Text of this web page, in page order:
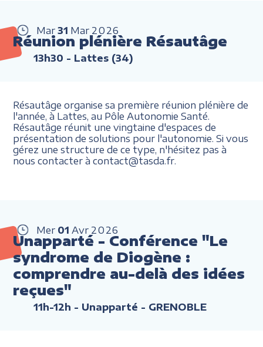
Mar 31 Mar 2026
Réunion plénière Résautâge
13h30 - Lattes (34)
Résautâge organise sa première réunion plénière de
l'année, à Lattes, au Pôle Autonomie Santé.
Résautâge réunit une vingtaine d'espaces de
présentation de solutions pour l'autonomie. Si vous
gérez une structure de ce type, n'hésitez pas à
nous contacter à contact@tasda.fr.
Mer 01 Avr 2026
Unapparté - Conférence "Le
syndrome de Diogène :
comprendre au-delà des idées
reçues"
11h-12h - Unapparté - GRENOBLE